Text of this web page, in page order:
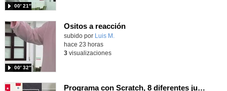
00′ 21″
Ositos a reacción
Contenido educativo.
subido por Luis M.
00′ 32″
hace 23 horas
3visualizaciones
Programa con Scratch, 8 diferentes juegos para vivir la emoción de los partidos de España en el mundial 2026